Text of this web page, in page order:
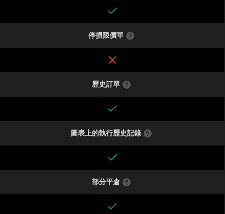
停損限價單
歷史訂單
圖表上的執行歷史記錄
部分平倉